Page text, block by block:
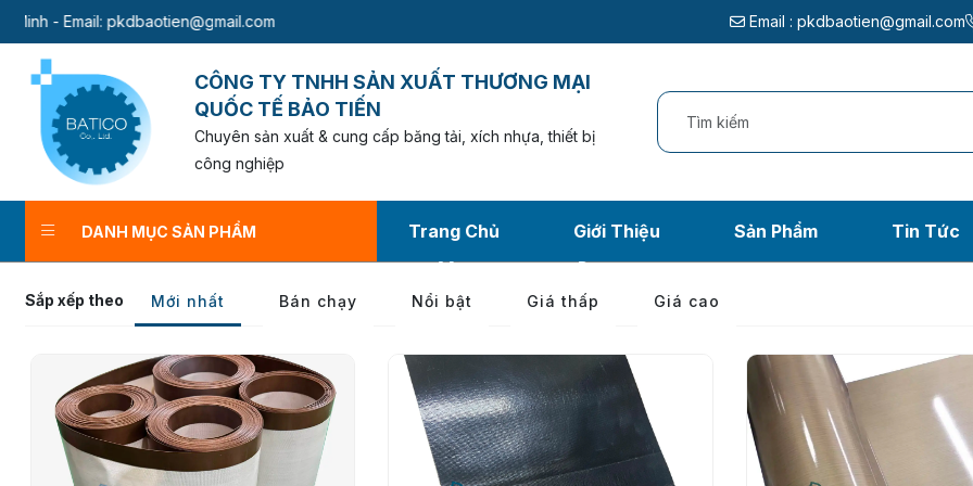
pkdbaotien@gmail.com Email : pkdbaotien@gmail.com
CÔNG TY TNHH SẢN XUẤT THƯƠNG MẠI
QUỐC TẾ BẢO TIẾN
Chuyên sản xuất & cung cấp băng tải, xích nhựa, thiết bị
công nghiệp
DANH MỤC SẢN PHẨM Trang Chủ Giới Thiệu Sản Phẩm Tin Tức
BĂNG TẢI TEFLON CHỊU
Sắp xếp theo Mới nhất Bán chạy Nổi bật Giá thấp Giá cao